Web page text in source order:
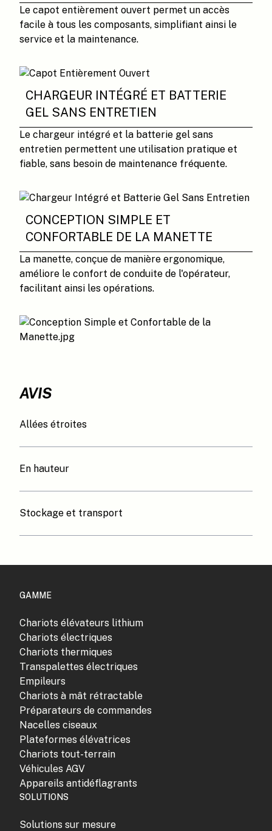
Le capot entièrement ouvert permet un accès
facile à tous les composants, simplifiant ainsi le
service et la maintenance.
CHARGEUR INTÉGRÉ ET BATTERIE
GEL SANS ENTRETIEN
Le chargeur intégré et la batterie gel sans
entretien permettent une utilisation pratique et
fiable, sans besoin de maintenance fréquente.
CONCEPTION SIMPLE ET
CONFORTABLE DE LA MANETTE
La manette, conçue de manière ergonomique,
améliore le confort de conduite de l'opérateur,
facilitant ainsi les opérations.
AVIS
Allées étroites
En hauteur
Stockage et transport
GAMME
Chariots élévateurs lithium
Chariots électriques
Chariots thermiques
Transpalettes électriques
Empileurs
Chariots à mât rétractable
Préparateurs de commandes
Nacelles ciseaux
Plateformes élévatrices
Chariots tout-terrain
Véhicules AGV
Appareils antidéflagrants
SOLUTIONS
Solutions sur mesure